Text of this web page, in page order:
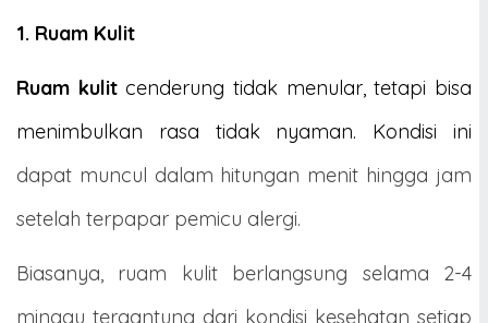
1. Ruam Kulit
Ruam kulit cenderung tidak menular, tetapi bisa
menimbulkan rasa tidak nyaman. Kondisi ini
dapat muncul dalam hitungan menit hingga jam
setelah terpapar pemicu alergi.
Biasanya, ruam kulit berlangsung selama 2-4
minggu tergantung dari kondisi kesehatan setiap